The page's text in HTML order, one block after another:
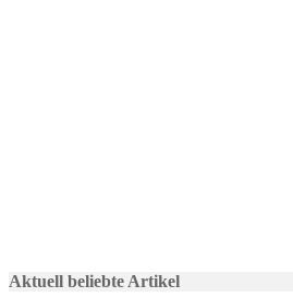
Aktuell beliebte Artikel